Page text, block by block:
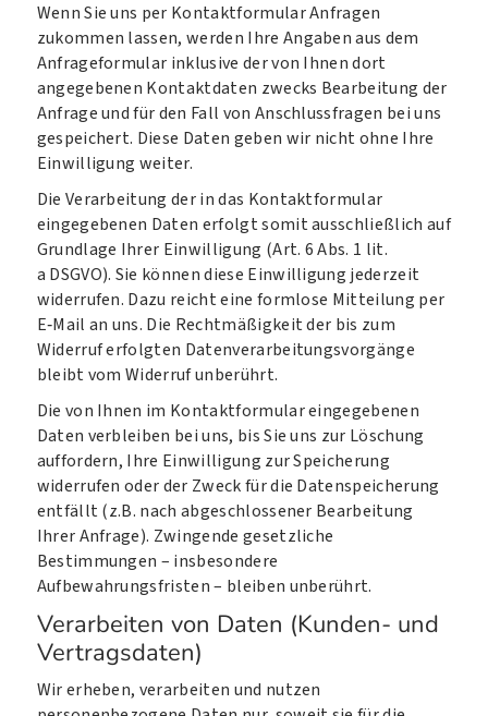
Wenn Sie uns per Kontaktformular Anfragen
zukommen lassen, werden Ihre Angaben aus dem
Anfrageformular inklusive der von Ihnen dort
angegebenen Kontaktdaten zwecks Bearbeitung der
Anfrage und für den Fall von Anschlussfragen bei uns
gespeichert. Diese Daten geben wir nicht ohne Ihre
Einwilligung weiter.
Die Verarbeitung der in das Kontaktformular
eingegebenen Daten erfolgt somit ausschließlich auf
Grundlage Ihrer Einwilligung (Art. 6 Abs. 1 lit.
a DSGVO). Sie können diese Einwilligung jederzeit
widerrufen. Dazu reicht eine formlose Mitteilung per
E‑Mail an uns. Die Rechtmäßigkeit der bis zum
Widerruf erfolgten Datenverarbeitungsvorgänge
bleibt vom Widerruf unberührt.
Die von Ihnen im Kontaktformular eingegebenen
Daten verbleiben bei uns, bis Sie uns zur Löschung
auffordern, Ihre Einwilligung zur Speicherung
widerrufen oder der Zweck für die Datenspeicherung
entfällt (z.B. nach abgeschlossener Bearbeitung
Ihrer Anfrage). Zwingende gesetzliche
Bestimmungen – insbesondere
Aufbewahrungsfristen – bleiben unberührt.
Verarbeiten von Daten (Kunden- und
Vertragsdaten)
Wir erheben, verarbeiten und nutzen